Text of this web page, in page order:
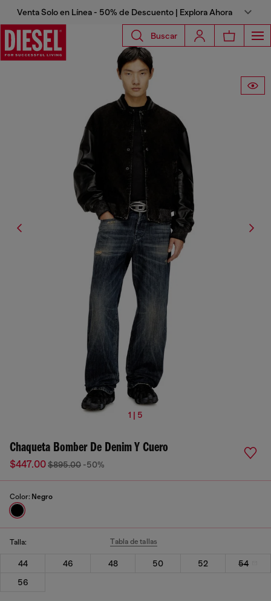
Venta Solo en Línea - 50% de Descuento | Explora Ahora
Buscar
1 | 5
Chaqueta Bomber De Denim Y Cuero
$447.00$895.00 -50%
Color: Negro
Talla: Tabla de tallas
44 46 48 50 52
54
56